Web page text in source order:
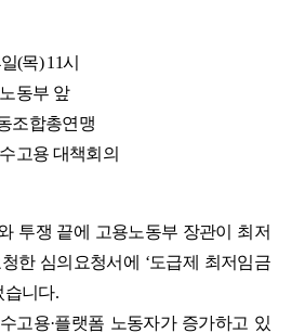
일(목) 11시
동부 앞
조합총연맹
고용 대책회의
투쟁 끝에 고용노동부 장관이 최저
한 심의요청서에 ‘도급제 최저임금
습니다.
고용·플랫폼 노동자가 증가하고 있